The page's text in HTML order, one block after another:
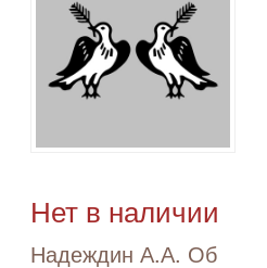
Нет в наличии
Надеждин А.А. Об